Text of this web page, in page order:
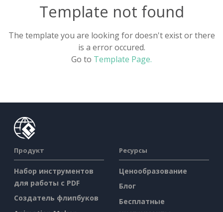
Template not found
The template you are looking for doesn't exist or there
is a error occured.
Go to Template Page.
Продукт
Набор инструментов
для работы с PDF
Создатель флипбуков
Ресурсы
Ценообразование
Блог
Бесплатные